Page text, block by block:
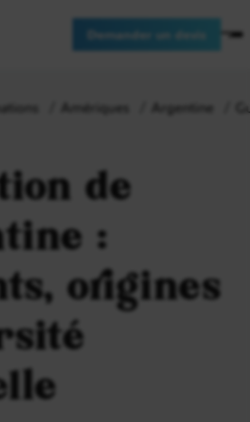
Demander un devis
Amériques Argentine
de
:
origines